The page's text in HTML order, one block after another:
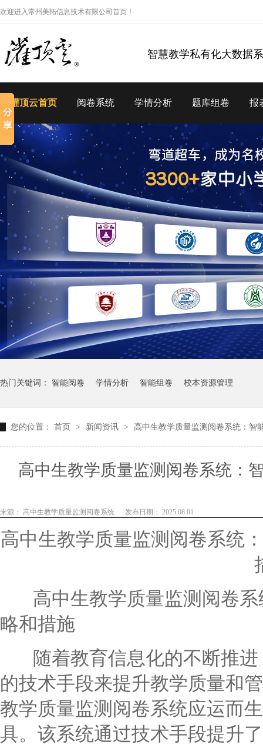
欢迎进入常州美拓信息技术有限公司首页！
智慧教学私有化大数据
灌顶云首页 阅卷系统 学情分析 题库组卷 报
热门关键词： 智能阅卷 学情分析 智能组卷 校本资源管理
您的位置： 首页 > 新闻资讯 > 高中生教学质量监测阅卷系统：智
高中生教学质量监测阅卷系统：
来源： 高中生教学质量监测阅卷系统 发布日期： 2025.08.01
高中生教学质量监测阅卷系统
高中生教学质量监测阅卷系
略和措施
随着教育信息化的不断推进
的技术手段来提升教学质量和
教学质量监测阅卷系统应运而
具。该系统通过技术手段提升